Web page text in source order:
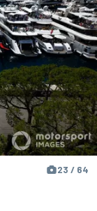
23 / 64